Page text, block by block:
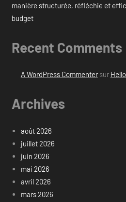
manière structurée, réfléchie et
budget
Recent Comments
A WordPress Commentersur
Archives
août 2026
juillet 2026
juin 2026
mai 2026
avril 2026
mars 2026